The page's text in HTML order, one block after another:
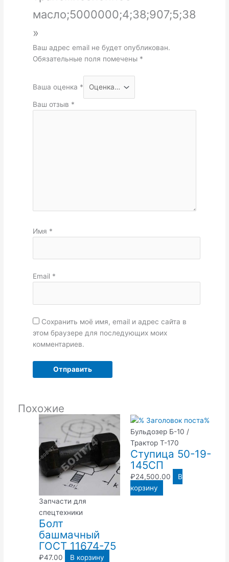
масло;5000000;4;38;907;5;38
»
Ваш адрес email не будет опубликован.
Обязательные поля помечены *
Ваша оценка *
Ваш отзыв *
Имя *
Email *
Сохранить моё имя, email и адрес сайта в
этом браузере для последующих моих
комментариев.
Похожие
Запчасти для
спецтехники
Болт
башмачный
ГОСТ 11674-75
₽47.00 В корзину
Бульдозер Б-10 /
Трактор Т-170
Ступица 50-19-
145СП
₽24,500.00
В
корзину